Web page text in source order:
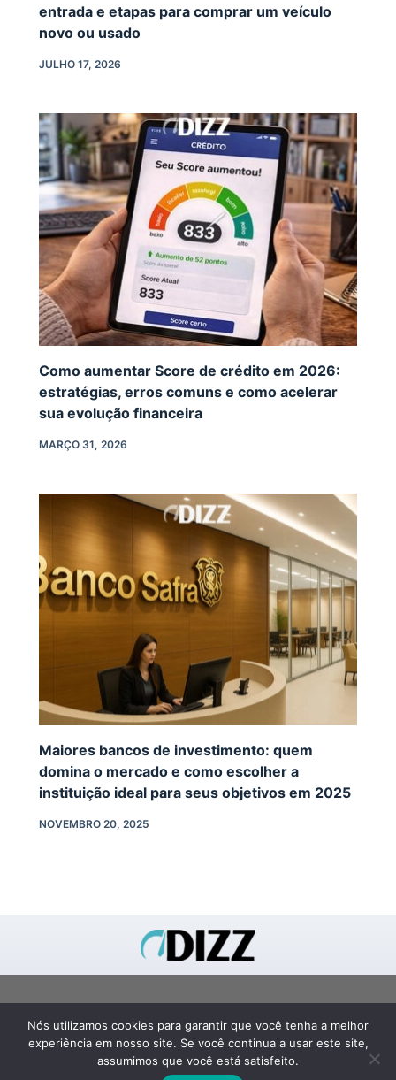
entrada e etapas para comprar um veículo
novo ou usado
JULHO 17, 2026
Como aumentar Score de crédito em 2026:
estratégias, erros comuns e como acelerar
sua evolução financeira
MARÇO 31, 2026
Maiores bancos de investimento: quem
domina o mercado e como escolher a
instituição ideal para seus objetivos em 2025
NOVEMBRO 20, 2025
SOBRE
TERMOS E CONDIÇÕES
POLÍTICA DE PRIVACIDADE
Nós utilizamos cookies para garantir que você tenha a melhor
experiência em nosso site. Se você continua a usar este site,
assumimos que você está satisfeito.